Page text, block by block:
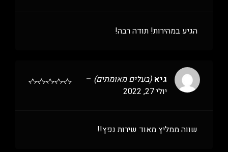
הגיע במהירות! תודה רבה!
גיא(בעלים מאומתים) –
יולי 27, 2022
שווה ממליץ מאוד שירות נפץ!!